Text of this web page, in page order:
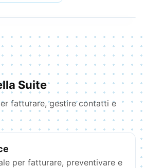
Suite
fatturare, gestire contatti e
per fatturare, preventivare e